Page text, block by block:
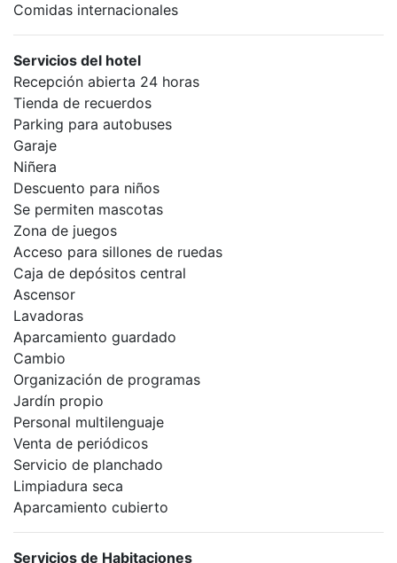
Comidas internacionales
Servicios del hotel
Recepción abierta 24 horas
Tienda de recuerdos
Parking para autobuses
Garaje
Niñera
Descuento para niños
Se permiten mascotas
Zona de juegos
Acceso para sillones de ruedas
Caja de depósitos central
Ascensor
Lavadoras
Aparcamiento guardado
Cambio
Organización de programas
Jardín propio
Personal multilenguaje
Venta de periódicos
Servicio de planchado
Limpiadura seca
Aparcamiento cubierto
Servicios de Habitaciones